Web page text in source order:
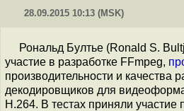
28.09.2015 10:13 (MSK)
Рональд Бултье (Ronald S.
участие в разработке FFmpeg,
производительности и качества
декодировщиков для
H.264. В тестах приняли